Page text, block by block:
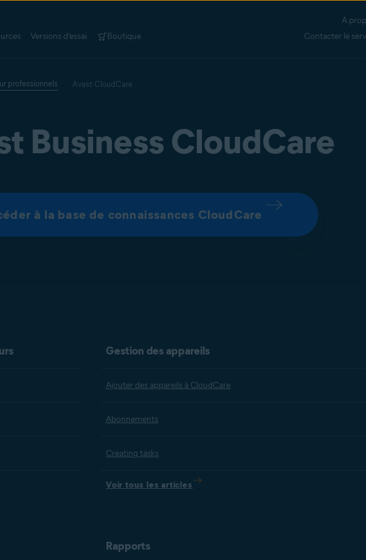
À
Versions d’essai Boutique Contacter le
professionnels Avast CloudCare
Business CloudCare
à la base de connaissances CloudCare
Gestion des appareils
Ajouter des appareils à CloudCare
Abonnements
Creating tasks
Voir tous les articles
Rapports